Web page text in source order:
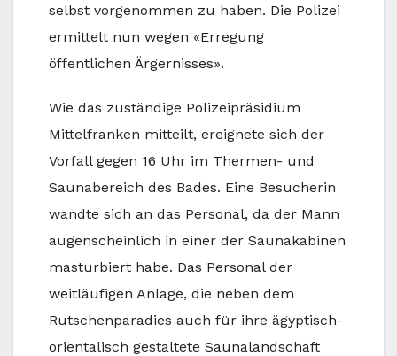
selbst vorgenommen zu haben. Die Polizei
ermittelt nun wegen «Erregung
öffentlichen Ärgernisses».
Wie das zuständige Polizeipräsidium
Mittelfranken mitteilt, ereignete sich der
Vorfall gegen 16 Uhr im Thermen- und
Saunabereich des Bades. Eine Besucherin
wandte sich an das Personal, da der Mann
augenscheinlich in einer der Saunakabinen
masturbiert habe. Das Personal der
weitläufigen Anlage, die neben dem
Rutschenparadies auch für ihre ägyptisch-
orientalisch gestaltete Saunalandschaft